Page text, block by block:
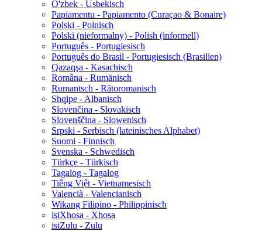
O'zbek - Usbekisch
Papiamentu - Papiamento (Curaçao & Bonaire)
Polski - Polnisch
Polski (nieformalny) - Polish (informell)
Português - Portugiesisch
Português do Brasil - Portugiesisch (Brasilien)
Qazaqşa - Kasachisch
Româna - Rumänisch
Rumantsch - Rätoromanisch
Shqipe - Albanisch
Slovenčina - Slovakisch
Slovenščina - Slowenisch
Srpski - Serbisch (lateinisches Alphabet)
Suomi - Finnisch
Svenska - Schwedisch
Türkçe - Türkisch
Tagalog - Tagalog
Tiếng Việt - Vietnamesisch
Valencià - Valencianisch
Wikang Filipino - Philippinisch
isiXhosa - Xhosa
isiZulu - Zulu